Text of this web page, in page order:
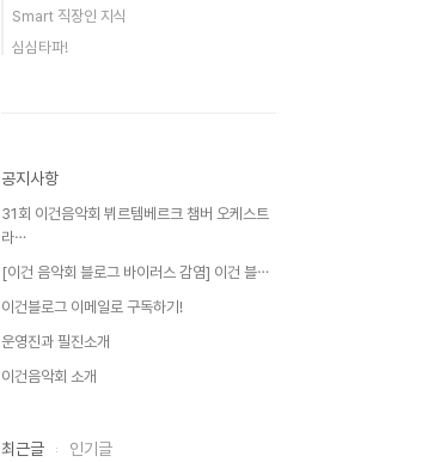
Smart 직장인 지식
심심타파!
공지사항
31회 이건음악회 뷔르템베르크 챔버 오케스트
라⋯
[이건 음악회 블로그 바이러스 감염] 이건 블⋯
이건블로그 이메일로 구독하기!
운영진과 필진소개
이건음악회 소개
최근글 인기글